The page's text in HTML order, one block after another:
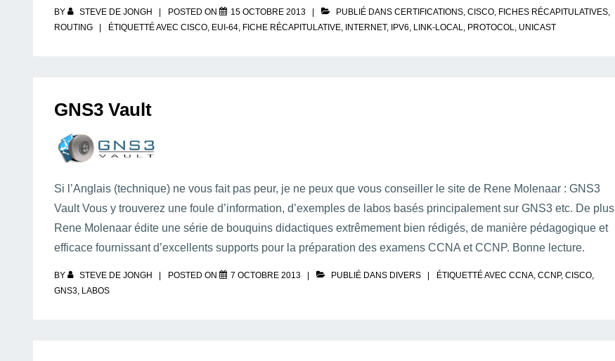
BY STEVE DE JONGH POSTED ON 15 OCTOBRE 2013 PUBLIÉ DANS CERTIFICATIONS CISCO FICHES RÉCAPITULATIVES
ROUTING
ÉTIQUETTÉ AVEC CISCO EUI-64 FICHE RÉCAPITULATIVE INTERNET, IPV6 LINK-LOCAL PROTOCOL UNICAST
GNS3 Vault
Si l’Anglais (technique) ne vous fait pas peur, je ne peux que vous conseiller le site de Rene Molenaar : GNS3
Vault Vous y trouverez une foule d’information, d’exemples de labos basés principalement sur GNS3 etc. De plus
Rene Molenaar édite une série de bouquins didactiques extrêmement bien rédigés, de manière pédagogique et
efficace fournissant d’excellents supports pour la préparation des examens CCNA et CCNP. Bonne lecture.
BY STEVE DE JONGH POSTED ON 7 OCTOBRE 2013 PUBLIÉ DANS DIVERS ÉTIQUETTÉ AVEC CCNA CCNP, CISCO
GNS3 LABOS